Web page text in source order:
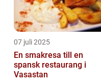
07 juli 2025
En smakresa till en
spansk restaurang i
Vasastan